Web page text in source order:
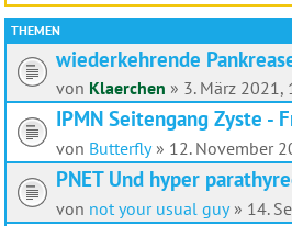
THEMEN
wiederkehrende
von Klaerchen » 3. März 2021,
IPMN Seitengang Zyste -
von Butterfly» 12. November
PNET Und hyper
von not your usual guy» 14.